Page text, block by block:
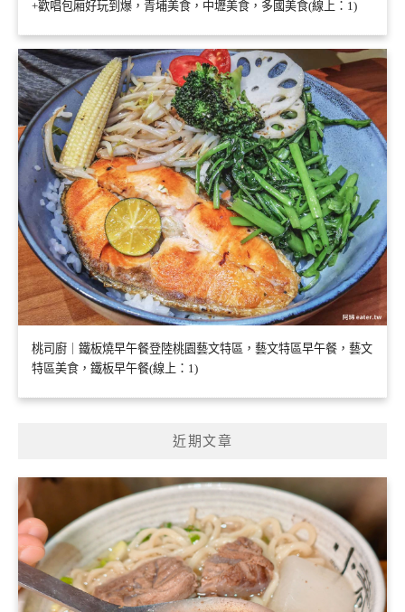
+歡唱包廂好玩到爆，青埔美食，中壢美食，多國美食(線上：1)
桃司廚｜鐵板燒早午餐登陸桃園藝文特區，藝文特區早午餐，藝文
特區美食，鐵板早午餐(線上：1)
近期文章